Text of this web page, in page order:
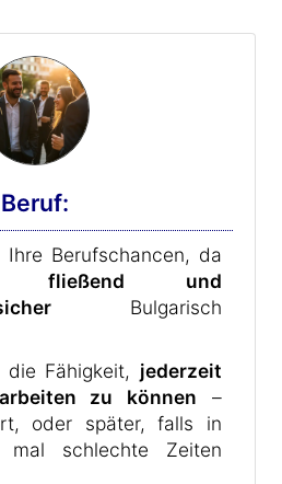
Beruf:
Ihre Berufschancen, da
fließend und
Bulgarisch
Fähigkeit, jederzeit
zu können –
oder später, falls in
mal schlechte Zeiten